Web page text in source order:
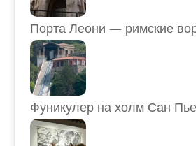
Порта Леони — римские
Фуникулер на холм Сан